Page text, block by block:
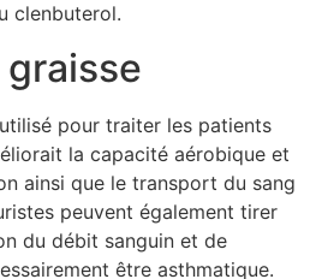
clenbuterol.
pour traiter les patients
la capacité aérobique et
ainsi que le transport du sang
peuvent également tirer
du débit sanguin et de
être asthmatique.